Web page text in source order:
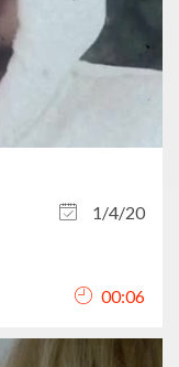
1/4/20
00:06